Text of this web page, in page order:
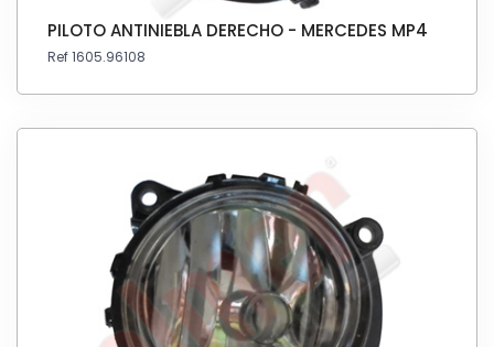
PILOTO ANTINIEBLA DERECHO - MERCEDES MP4
Ref 1605.96108